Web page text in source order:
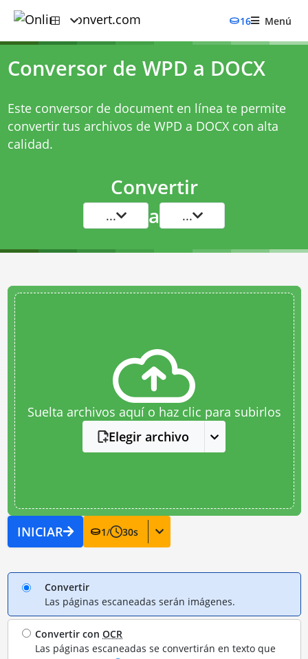
16 Menú
Conversor de WPD a DOCX
Este conversor de document en línea te permite
convertir tus archivos de WPD a DOCX con alta
calidad.
Convertir
... a ...
Suelta archivos aquí o haz clic para subirlos
Elegir archivo
INICIAR 1/ 30s
Convertir
Las páginas escaneadas serán imágenes.
Convertir conOCR
Las páginas escaneadas se convertirán en texto que